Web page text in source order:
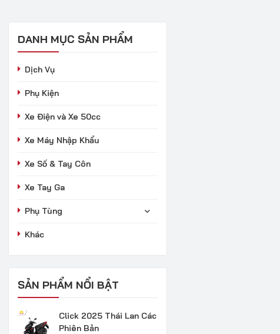
DANH MỤC SẢN PHẨM
Dịch Vụ
Phụ Kiện
Xe Điện và Xe 50cc
Xe Máy Nhập Khẩu
Xe Số & Tay Côn
Xe Tay Ga
Phụ Tùng
Khác
SẢN PHẨM NỔI BẬT
Click 2025 Thái Lan Các
Phiên Bản